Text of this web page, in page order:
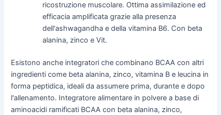
ricostruzione muscolare. Ottima assimilazione ed
efficacia amplificata grazie alla presenza
dell'ashwagandha e della vitamina B6. Con beta
alanina, zinco e Vit.
Esistono anche integratori che combinano BCAA con altri
ingredienti come beta alanina, zinco, vitamina B e leucina in
forma peptidica, ideali da assumere prima, durante e dopo
l'allenamento. Integratore alimentare in polvere a base di
aminoacidi ramificati BCAA con beta alanina, zinco,